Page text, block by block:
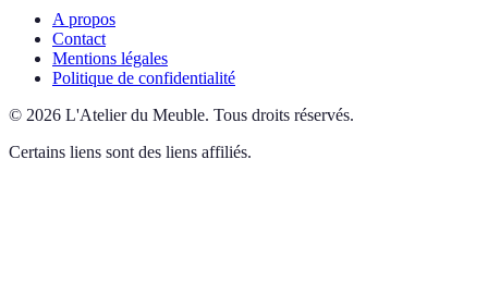
A propos
Contact
Mentions légales
Politique de confidentialité
© 2026 L'Atelier du Meuble. Tous droits réservés.
Certains liens sont des liens affiliés.